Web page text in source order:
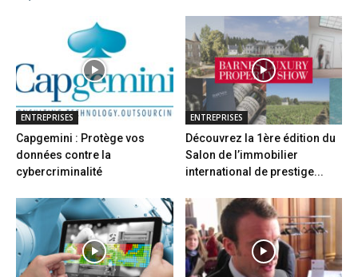
ENTREPRISES
Capgemini : Protège vos
données contre la
cybercriminalité
ENTREPRISES
Découvrez la 1ère édition du
Salon de l’immobilier
international de prestige...